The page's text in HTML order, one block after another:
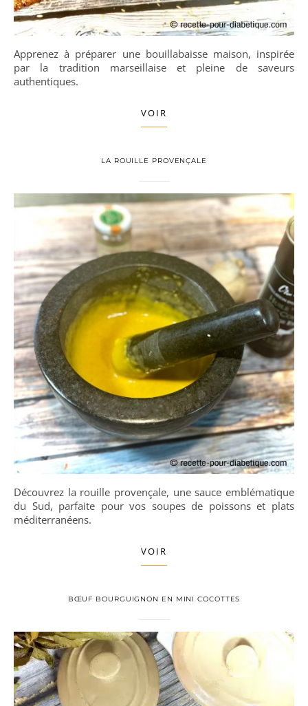
Apprenez à préparer une bouillabaisse maison, inspirée
par la tradition marseillaise et pleine de saveurs
authentiques.
VOIR
LA ROUILLE PROVENÇALE
Découvrez la rouille provençale, une sauce emblématique
du Sud, parfaite pour vos soupes de poissons et plats
méditerranéens.
VOIR
BŒUF BOURGUIGNON EN MINI COCOTTES